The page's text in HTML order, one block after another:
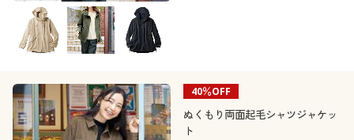
40％OFF
ぬくもり両面起毛シャツジャケッ
ト